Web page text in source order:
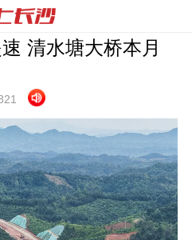
清水塘大桥本月